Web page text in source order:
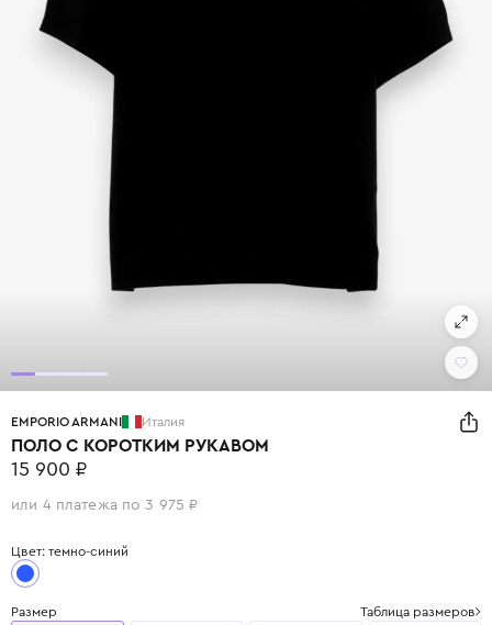
EMPORIO ARMANI Италия
ПОЛО С КОРОТКИМ РУКАВОМ
15 900 ₽
или 4 платежа по 3 975 ₽
Цвет: темно-синий
Размер Таблица размеров